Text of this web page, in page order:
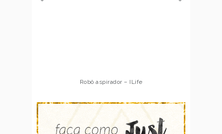
Robô aspirador – Multilaser